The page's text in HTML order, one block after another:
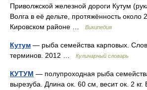
Приволжской железной дороги Кутум
Волга в её дельте, протяжённость около
Кировском районе …
Википедия
Кутум — рыба семейства карповых.
терминов. 2012 …
Кулинарный словарь
КУТУМ — полупроходная рыба
вырезуба. Длина ок. 60 см, весит ок. 2 кг.